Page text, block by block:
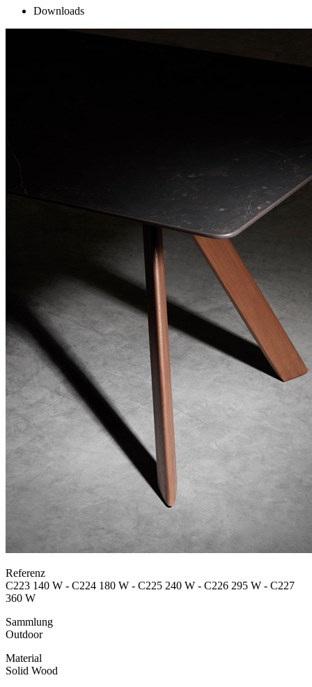
Downloads
Referenz
C223 140 W - C224 180 W - C225 240 W - C226 295 W - C227
360 W
Sammlung
Outdoor
Material
Solid Wood